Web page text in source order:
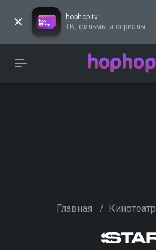
hophop.tv
ТВ, фильмы и сериалы
Главная / Кинотеатр